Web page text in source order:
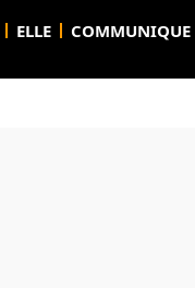
ELLE COMMUNIQUE